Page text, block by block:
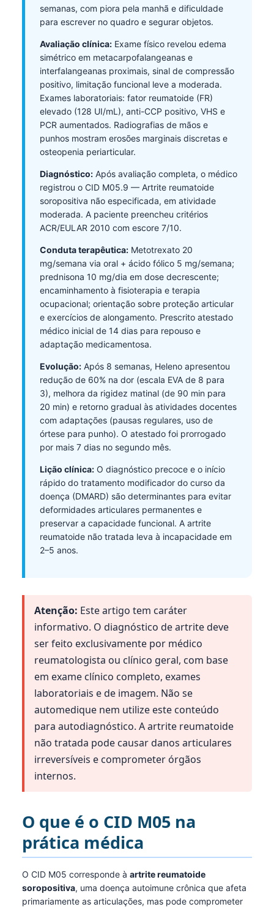
semanas, com piora pela manhã e dificuldade
para escrever no quadro e segurar objetos.
Avaliação clínica: Exame físico revelou edema
simétrico em metacarpofalangeanas e
interfalangeanas proximais, sinal de compressão
positivo, limitação funcional leve a moderada.
Exames laboratoriais: fator reumatoide (FR)
elevado (128 UI/mL), anti-CCP positivo, VHS e
PCR aumentados. Radiografias de mãos e
punhos mostram erosões marginais discretas e
osteopenia periarticular.
Diagnóstico: Após avaliação completa, o médico
registrou o CID M05.9 — Artrite reumatoide
soropositiva não especificada, em atividade
moderada. A paciente preencheu critérios
ACR/EULAR 2010 com escore 7/10.
Conduta terapêutica: Metotrexato 20
mg/semana via oral + ácido fólico 5 mg/semana;
prednisona 10 mg/dia em dose decrescente;
encaminhamento à fisioterapia e terapia
ocupacional; orientação sobre proteção articular
e exercícios de alongamento. Prescrito atestado
médico inicial de 14 dias para repouso e
adaptação medicamentosa.
Evolução: Após 8 semanas, Heleno apresentou
redução de 60% na dor (escala EVA de 8 para
3), melhora da rigidez matinal (de 90 min para
20 min) e retorno gradual às atividades docentes
com adaptações (pausas regulares, uso de
órtese para punho). O atestado foi prorrogado
por mais 7 dias no segundo mês.
Lição clínica: O diagnóstico precoce e o início
rápido do tratamento modificador do curso da
doença (DMARD) são determinantes para evitar
deformidades articulares permanentes e
preservar a capacidade funcional. A artrite
reumatoide não tratada leva à incapacidade em
2–5 anos.
Atenção: Este artigo tem caráter
informativo. O diagnóstico de artrite deve
ser feito exclusivamente por médico
reumatologista ou clínico geral, com base
em exame clínico completo, exames
laboratoriais e de imagem. Não se
automedique nem utilize este conteúdo
para autodiagnóstico. A artrite reumatoide
não tratada pode causar danos articulares
irreversíveis e comprometer órgãos
internos.
O que é o CID M05 na
prática médica
O CID M05 corresponde à artrite reumatoide
soropositiva, uma doença autoimune crônica que afeta
primariamente as articulações, mas pode comprometer